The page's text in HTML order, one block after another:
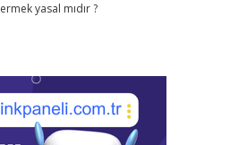
yasal mıdır ?